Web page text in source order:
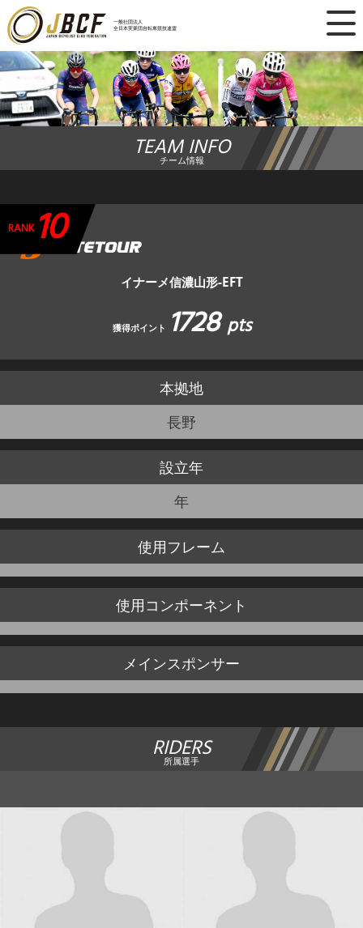
一般社団法人
全日本実業団自転車競技連盟
×
ニュース
レース日程
ランキング
競技ガイド
加盟・登録
エントリー
JBCF ROAD SERIESとは
TEAM INFO
チーム情報
イナーメ信濃山形-EFT
獲得ポイント 1728pts
RANK 10
本拠地
長野
設立年
年
使用フレーム
使用コンポーネント
メインスポンサー
RIDERS
所属選手